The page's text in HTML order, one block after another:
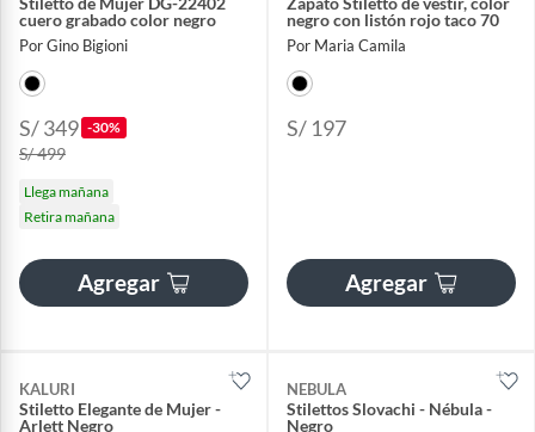
cuero grabado color negro
Por Gino Bigioni
S/ 349 -30%
S/ 499
Llega mañana
Retira mañana
Agregar
negro con listón rojo taco 70
Por Maria Camila
S/ 197
Agregar
KALURI
Stiletto Elegante de Mujer -
Arlett Negro
NEBULA
Stilettos Slovachi - Nébula -
Negro